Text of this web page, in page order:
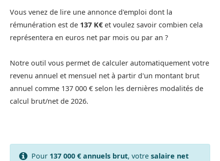
Vous venez de lire une annonce d'emploi dont la
rémunération est de 137 K€ et voulez savoir combien cela
représentera en euros net par mois ou par an ?
Notre outil vous permet de calculer automatiquement votre
revenu annuel et mensuel net à partir d'un montant brut
annuel comme 137 000 € selon les dernières modalités de
calcul brut/net de 2026.
Pour 137 000 € annuels brut, votre salaire net